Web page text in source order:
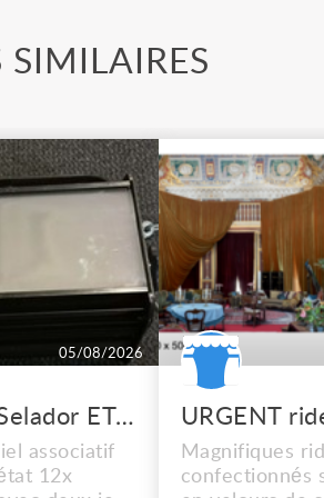
05/08/2026
12x Lustr Selador ETC Led 7x colors filtres
associatif
12x
Magnifiques
confectionnés